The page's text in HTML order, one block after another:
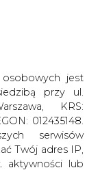
A A
SIĘ
jest
przy ul.
KRS:
012435148.
serwisów
Twój adres IP,
aktywności lub